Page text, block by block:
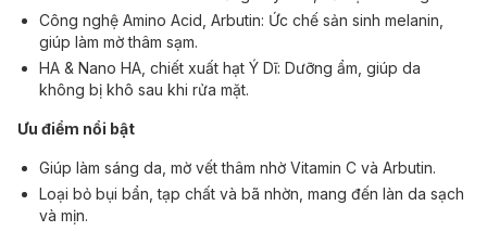
Công nghệ Amino Acid, Arbutin: Ức chế sản sinh melanin,
giúp làm mờ thâm sạm.
HA & Nano HA, chiết xuất hạt Ý Dĩ: Dưỡng ẩm, giúp da
không bị khô sau khi rửa mặt.
Ưu điểm nổi bật
Giúp làm sáng da, mờ vết thâm nhờ Vitamin C và Arbutin.
Loại bỏ bụi bẩn, tạp chất và bã nhờn, mang đến làn da sạch
và mịn.